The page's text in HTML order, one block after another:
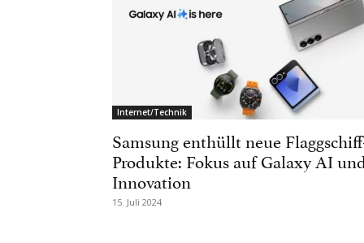
Internet/Technik
Samsung enthüllt neue
Produkte: Fokus auf Galaxy AI und
Innovation
15. Juli 2024